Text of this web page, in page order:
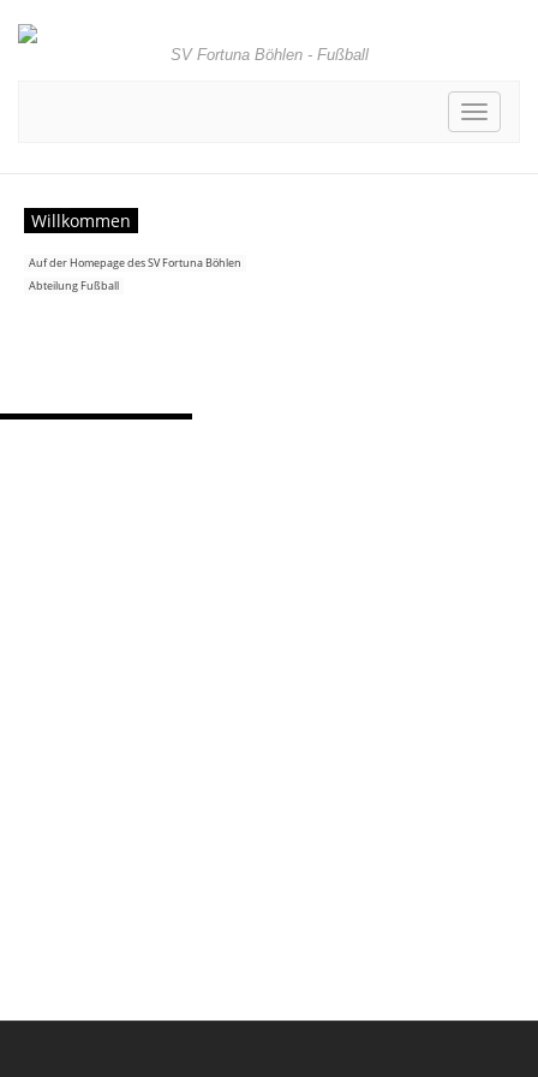
SV Fortuna Böhlen - Fußball
Toggle
Willkommen
Auf der Homepage des SV Fortuna Böhlen
Abteilung Fußball